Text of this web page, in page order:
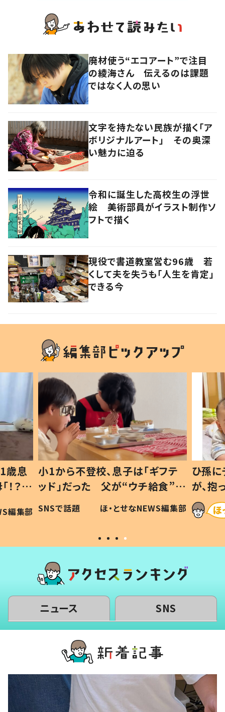
廃材使う“エコアート”で注目
の綾海さん 伝えるのは課題
ではなく人の思い
文字を持たない民族が描く「ア
ボリジナルアート」 その奥深
い魅力に迫る
令和に誕生した高校生の浮世
絵 美術部員がイラスト制作ソ
フトで描く
現役で書道教室営む96歳 若
くして夫を失うも「人生を肯定」
できる今
歳息
？」
編集部
小1から不登校、息子は「ギフテ
ッド」だった 父が“ウチ給食”を
作り続ける理由とは #令和の親
#令和の子
SNSで話題 ほ・とせなNEWS編集部
ひ孫
が、
「涙が
い」
ニュース SNS